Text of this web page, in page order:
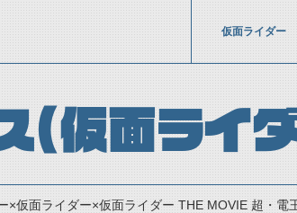
仮面ライダー
（仮面ライ
×仮面ライダー×仮面ライダー THE MOVIE 超・